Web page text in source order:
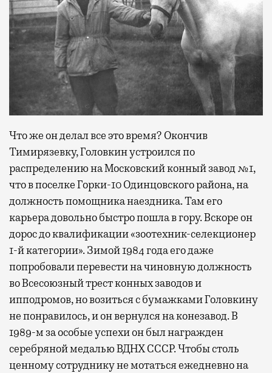
Что же он делал все это время? Окончив
Тимирязевку, Головкин устроился по
распределению на Московский конный завод №1,
что в поселке Горки-10 Одинцовского района, на
должность помощника наездника. Там его
карьера довольно быстро пошла в гору. Вскоре он
дорос до квалификации «зоотехник-селекционер
1-й категории». Зимой 1984 года его даже
попробовали перевести на чиновную должность
во Всесоюзный трест конных заводов и
ипподромов, но возиться с бумажками Головкину
не понравилось, и он вернулся на конезавод. В
1989-м за особые успехи он был награжден
серебряной медалью ВДНХ СССР. Чтобы столь
ценному сотруднику не мотаться ежедневно на